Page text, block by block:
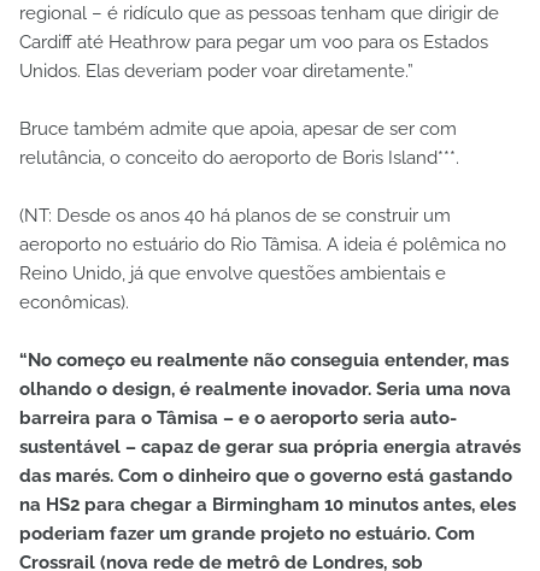
regional – é ridículo que as pessoas tenham que dirigir de
Cardiff até Heathrow para pegar um voo para os Estados
Unidos. Elas deveriam poder voar diretamente.”
Bruce também admite que apoia, apesar de ser com
relutância, o conceito do aeroporto de Boris Island***.
(NT: Desde os anos 40 há planos de se construir um
aeroporto no estuário do Rio Tâmisa. A ideia é polêmica no
Reino Unido, já que envolve questões ambientais e
econômicas).
“No começo eu realmente não conseguia entender, mas
olhando o design, é realmente inovador. Seria uma nova
barreira para o Tâmisa – e o aeroporto seria auto-
sustentável – capaz de gerar sua própria energia através
das marés. Com o dinheiro que o governo está gastando
na HS2 para chegar a Birmingham 10 minutos antes, eles
poderiam fazer um grande projeto no estuário. Com
Crossrail (nova rede de metrô de Londres, sob